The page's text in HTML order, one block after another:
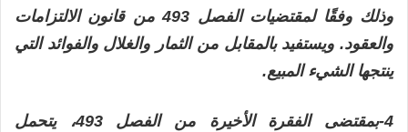
وذلك وفقًا لمقتضيات الفصل 493 من قانون الالتزامات
والعقود. ويستفيد بالمقابل من الثمار والغلال والفوائد التي
ينتجها الشيء المبيع.
4-بمقتضى الفقرة الأخيرة من الفصل 493، يتحمل